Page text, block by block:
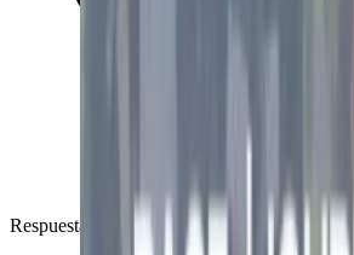
Respuesta en menos de 2 horas